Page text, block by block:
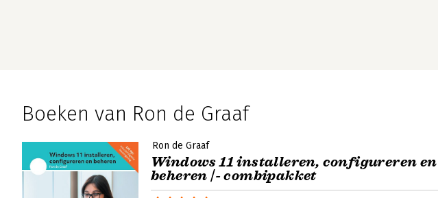
Boeken van Ron de Graaf
Ron de Graaf
Windows 11 installeren, configureren en
beheren |- combipakket